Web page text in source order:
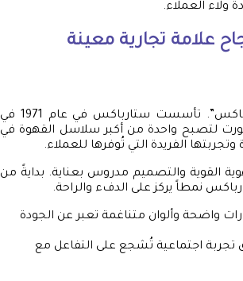
ولاء العملاء.
علامة تجارية معينة
دعونا نتناول دراسة حالة علامة تجارية مشهورة هي “ستارباكس”. تأسست ستارباكس في عام 1971 في
لتصبح واحدة من أكبر سلاسل القهوة في
الفريدة التي تُوفرها للعملاء.
القوية والتصميم مدروس بعناية. بدايةً من
نمطاً يركز على الدفء والراحة.
واضحة وألوان متناغمة تعبر عن الجودة
تجربة اجتماعية تُشجع على التفاعل مع